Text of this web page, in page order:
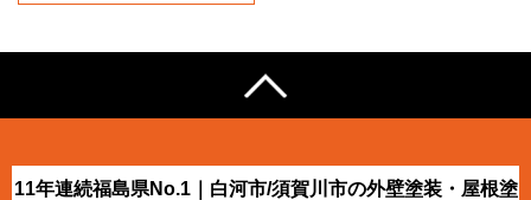
11年連続福島県No.1｜白河市/須賀川市の外壁塗装・屋根塗